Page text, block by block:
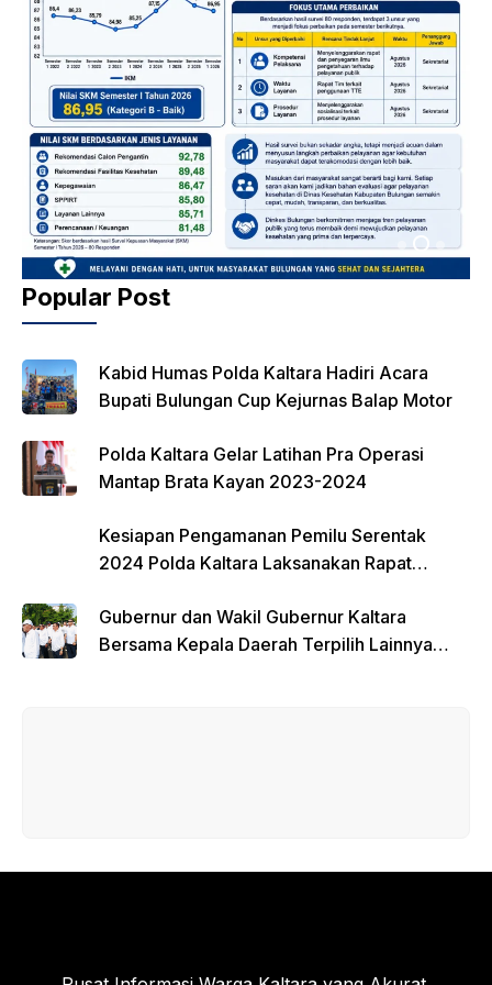
Popular Post
Kabid Humas Polda Kaltara Hadiri Acara
Bupati Bulungan Cup Kejurnas Balap Motor
Polda Kaltara Gelar Latihan Pra Operasi
Mantap Brata Kayan 2023-2024
Kesiapan Pengamanan Pemilu Serentak
2024 Polda Kaltara Laksanakan Rapat
Gubernur dan Wakil Gubernur Kaltara
Bersama Kepala Daerah Terpilih Lainnya